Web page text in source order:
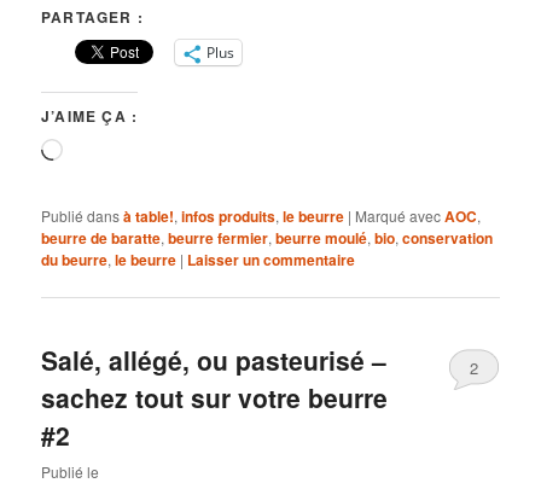
PARTAGER :
Plus
J’AIME ÇA :
Chargement…
Publié dansà table!,infos produits,le beurre | Marqué avecAOC,
beurre de baratte,beurre fermier,beurre moulé,bio,conservation
du beurre,le beurre | Laisser un commentaire
Salé, allégé, ou pasteurisé –
sachez tout sur votre beurre
#2
Publié le
2